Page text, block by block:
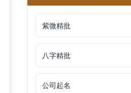
紫微精批
八字精批
公司起名